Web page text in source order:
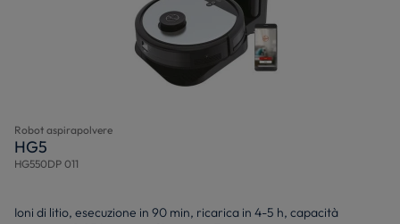
Robot aspirapolvere
HG5
HG550DP 011
Ioni di litio, esecuzione in 90 min, ricarica in 4-5 h, capacità